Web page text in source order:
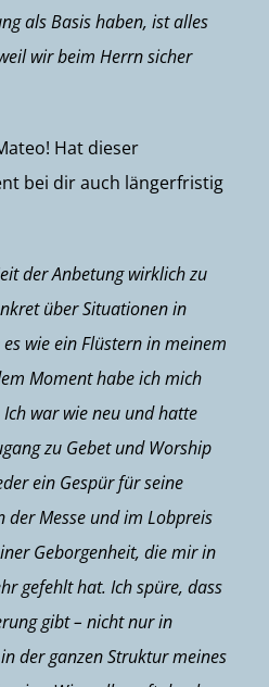
als Basis haben, ist alles
wir beim Herrn sicher
Hat dieser
bei dir auch längerfristig
der Anbetung wirklich zu
über Situationen in
wie ein Flüstern in meinem
Moment habe ich mich
war wie neu und hatte
zu Gebet und Worship
ein Gespür für seine
der Messe und im Lobpreis
Geborgenheit, die mir in
gefehlt hat. Ich spüre, dass
gibt – nicht nur in
der ganzen Struktur meines